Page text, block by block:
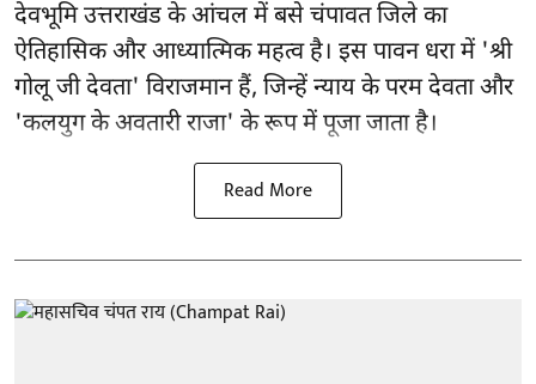
देवभूमि उत्तराखंड के आंचल में बसे चंपावत जिले का
ऐतिहासिक और आध्यात्मिक महत्व है। इस पावन धरा में 'श्री
गोलू जी देवता' विराजमान हैं, जिन्हें न्याय के परम देवता और
'कलयुग के अवतारी राजा' के रूप में पूजा जाता है।
Read More